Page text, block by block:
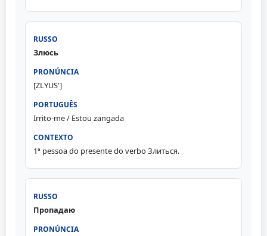
Злюсь
[ZLYUS']
Irrito-me / Estou zangada
1ª pessoa do presente do verbo Злиться.
Пропадаю